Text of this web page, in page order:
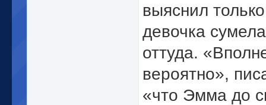
выяснил
девочка
оттуда.
вероятно»,
«что Эмма до